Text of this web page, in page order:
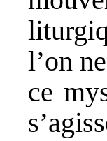
l’on
ce